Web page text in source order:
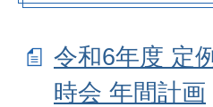
令和6年度 定
時会 年間計画